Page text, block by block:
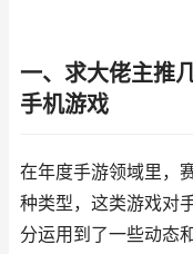
一、求大佬主推
手机游戏
在年度手游领域里，
种类型，这类游戏对
分运用到了一些动态